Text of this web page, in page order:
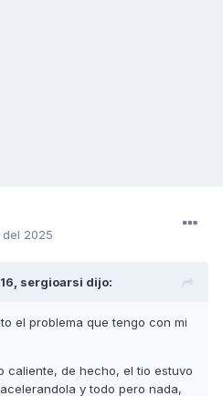
2025
sergioarsi dijo:
el problema que tengo con mi
caliente, de hecho, el tio estuvo
y todo pero nada,